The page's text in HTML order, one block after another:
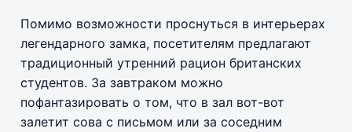
Помимо возможности проснуться в интерьерах
легендарного замка, посетителям предлагают
традиционный утренний рацион британских
студентов. За завтраком можно
пофантазировать о том, что в зал вот-вот
залетит сова с письмом или за соседним